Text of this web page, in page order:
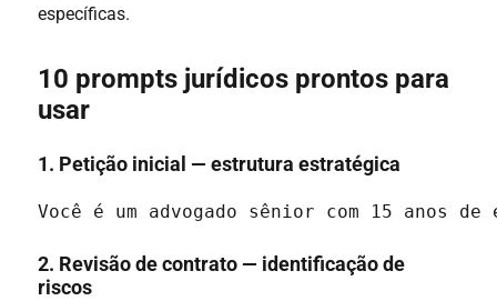
específicas.
10 prompts jurídicos prontos para
usar
1. Petição inicial — estrutura estratégica
Você é um advogado sênior com 15
2. Revisão de contrato — identificação de
riscos